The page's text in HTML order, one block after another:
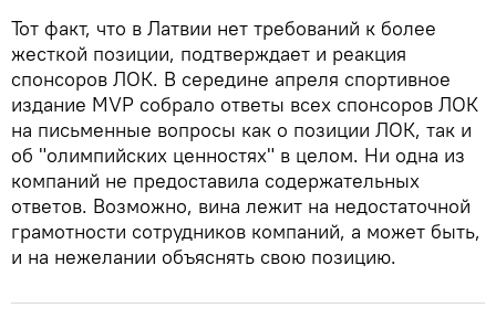
Тот факт, что в Латвии нет требований к более
жесткой позиции, подтверждает и реакция
спонсоров ЛОК. В середине апреля спортивное
издание MVP собрало ответы всех спонсоров ЛОК
на письменные вопросы как о позиции ЛОК, так и
об "олимпийских ценностях" в целом. Ни одна из
компаний не предоставила содержательных
ответов. Возможно, вина лежит на недостаточной
грамотности сотрудников компаний, а может быть,
и на нежелании объяснять свою позицию.